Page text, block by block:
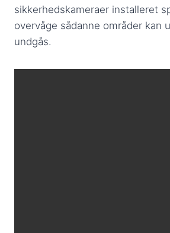
sikkerhedskameraer installeret
overvåge sådanne områder kan
undgås.